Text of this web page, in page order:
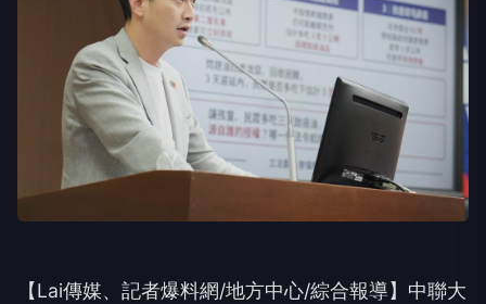
【Lai傳媒、記者爆料網/地方中心/綜合報導】中聯大